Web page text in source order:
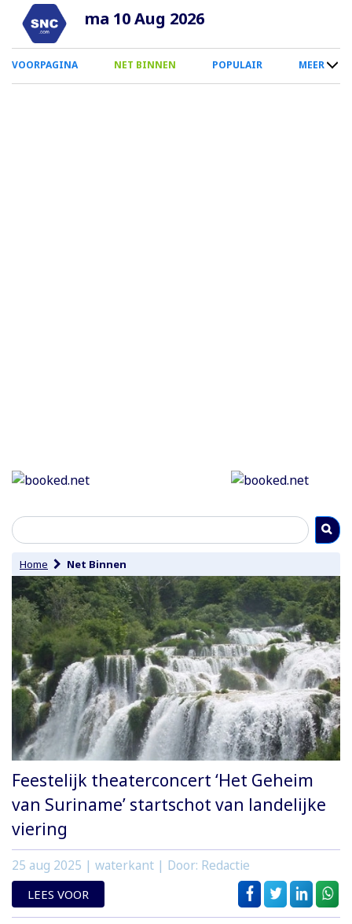
Overslaan
naar
inhoud
ma 10 Aug 2026
0
Smartphone
VOORPAGINA NET BINNEN POPULAIR MEER
Home Net Binnen
Feestelijk theaterconcert ‘Het Geheim
van Suriname’ startschot van landelijke
viering
25 aug 2025 | waterkant | Door: Redactie
LEES VOOR